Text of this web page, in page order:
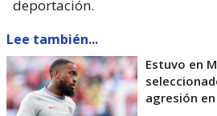
deportación.
Lee también...
Estuvo en
agresión